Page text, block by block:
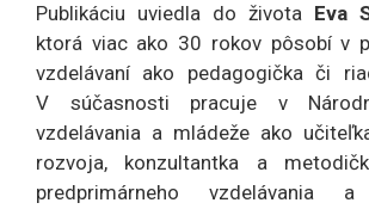
Publikáciu uviedla do života Eva
ktorá viac ako 30 rokov pôsobí v
vzdelávaní ako pedagogička či
V súčasnosti pracuje v
vzdelávania a mládeže ako
rozvoja, konzultantka a
predprimárneho vzdelávania a